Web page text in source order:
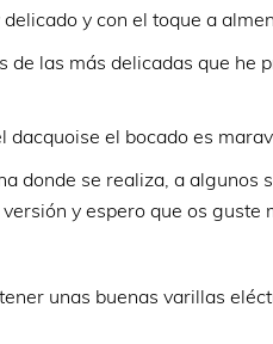
y con el toque a
las más delicadas que he
dacquoise el bocado es
donde se realiza, a algunos
y espero que os guste
unas buenas varillas